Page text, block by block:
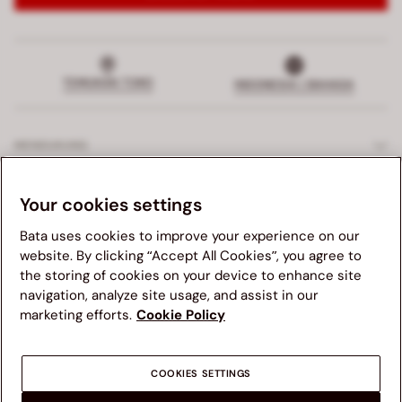
Kami menganjurkan anda untuk mengunjungi website Bata
yang sesuai dengan negara asal anda untuk pengalaman
terbaik. Mohon diingat bahwa ketersediaan barang, harga,
anda gunakan.
TEMUKAN TOKO INDONESIA | BAHASA
PERUSAHAAN
HUKUM
Your cookies settings
Bata uses cookies to improve your experience on our
website. By clicking “Accept All Cookies”, you agree to
the storing of cookies on your device to enhance site
navigation, analyze site usage, and assist in our
marketing efforts. Cookie Policy
COOKIES SETTINGS